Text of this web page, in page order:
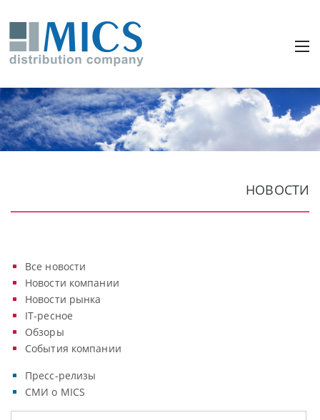
НОВОСТИ
Все новости
Новости компании
Новости рынка
IT-ресное
Обзоры
События компании
Пресс-релизы
СМИ о MICS